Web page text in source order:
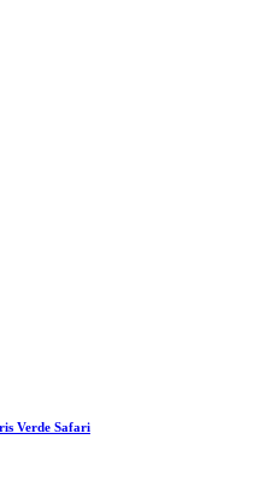
Verde Safari